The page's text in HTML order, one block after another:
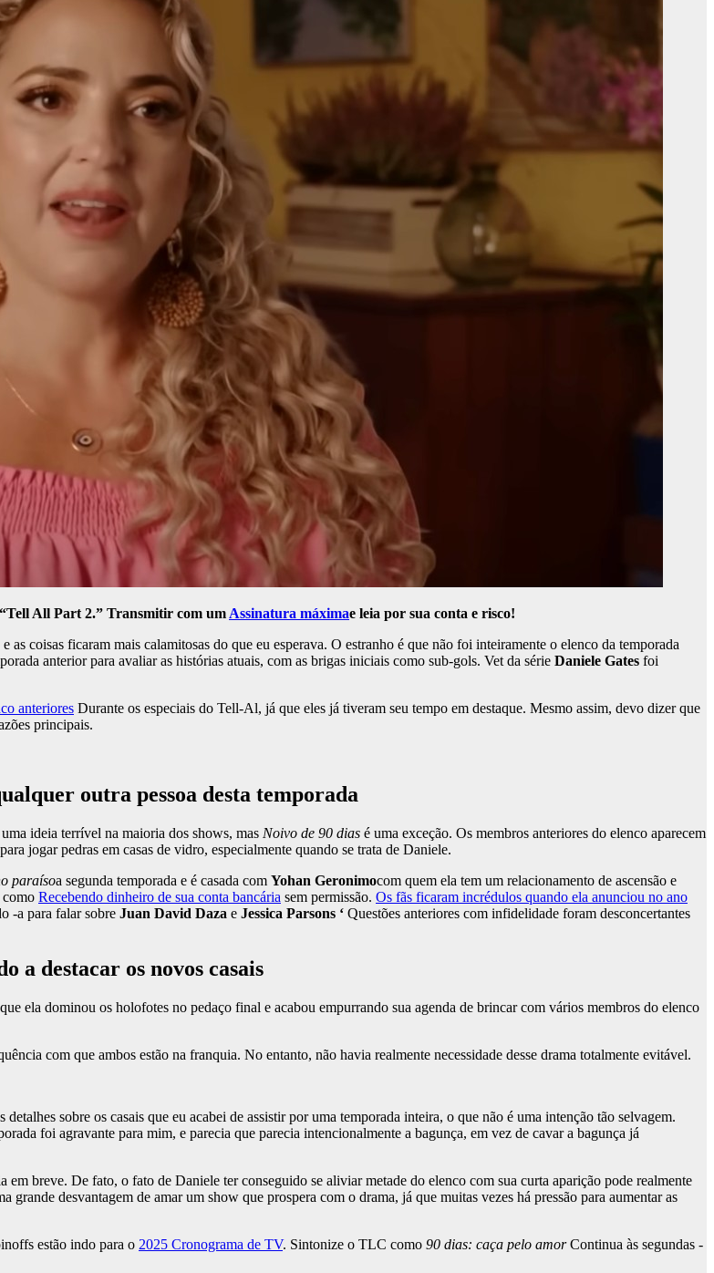
All Part 2.” Transmitir com umAssinatura máximae leia por sua conta e risco!
as coisas ficaram mais calamitosas do que eu esperava. O estranho é que não foi inteiramente o elenco da temporada
anterior para avaliar as histórias atuais, com as brigas iniciais como sub-gols. Vet da série Daniele Gates foi
anteriores Durante os especiais do Tell-Al, já que eles já tiveram seu tempo em destaque. Mesmo assim, devo dizer que
principais.
outra pessoa desta temporada
ideia terrível na maioria dos shows, mas Noivo de 90 dias é uma exceção. Os membros anteriores do elenco aparecem
jogar pedras em casas de vidro, especialmente quando se trata de Daniele.
paraísoa segunda temporada e é casada com Yohan Geronimocom quem ela tem um relacionamento de ascensão e
como Recebendo dinheiro de sua conta bancária sem permissão. Os fãs ficaram incrédulos quando ela anunciou no ano
-a para falar sobre Juan David Daza e Jessica Parsons ‘ Questões anteriores com infidelidade foram desconcertantes
a destacar os novos casais
ela dominou os holofotes no pedaço final e acabou empurrando sua agenda de brincar com vários membros do elenco
com que ambos estão na franquia. No entanto, não havia realmente necessidade desse drama totalmente evitável.
sobre os casais que eu acabei de assistir por uma temporada inteira, o que não é uma intenção tão selvagem.
foi agravante para mim, e parecia que parecia intencionalmente a bagunça, em vez de cavar a bagunça já
em breve. De fato, o fato de Daniele ter conseguido se aliviar metade do elenco com sua curta aparição pode realmente
desvantagem de amar um show que prospera com o drama, já que muitas vezes há pressão para aumentar as
estão indo para o 2025 Cronograma de TV. Sintonize o TLC como 90 dias: caça pelo amorContinua às segundas -